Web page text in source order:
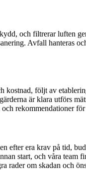
och filtrerar luften
Avfall hanteras
kostnad, följt av
är klara utförs
rekommendationer
efter era krav på tid,
start, och våra
om skadan och